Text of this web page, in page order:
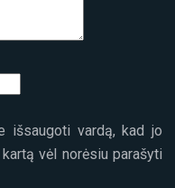
išsaugoti vardą, kad jo
vėl norėsiu parašyti